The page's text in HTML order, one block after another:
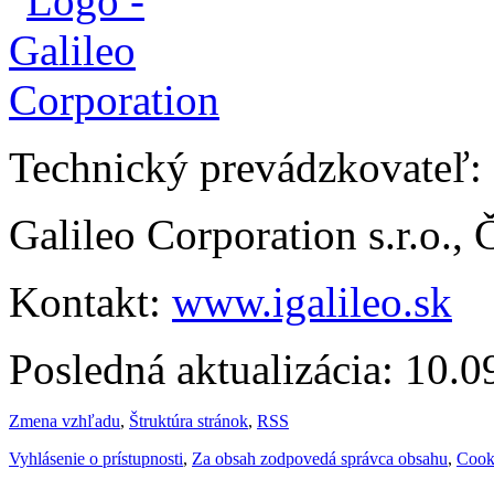
Technický prevádzkovateľ:
Galileo Corporation s.r.o.,
Kontakt: www.igalileo.sk
Posledná aktualizácia:
Zmena vzhľadu, Štruktúra stránok, RSS
Vyhlásenie o prístupnosti, Za obsah zodpovedá správca obsahu,